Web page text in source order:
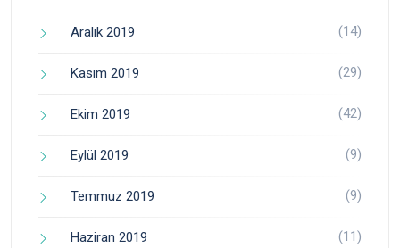
Aralık 2019 (14)
Kasım 2019 (29)
Ekim 2019 (42)
Eylül 2019 (9)
Temmuz 2019 (9)
Haziran 2019 (11)